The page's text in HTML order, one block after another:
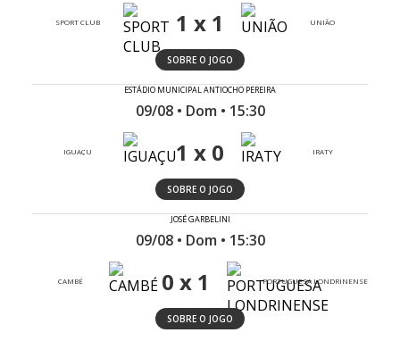
SPORT CLUB 1 x 1 UNIÃO
SOBRE O JOGO
ESTÁDIO MUNICIPAL ANTIOCHO PEREIRA
09/08 • Dom • 15:30
IGUAÇU 1 x 0 IRATY
SOBRE O JOGO
JOSÉ GARBELINI
09/08 • Dom • 15:30
CAMBÉ 0 x 1 PORTUGUESA LONDRINENSE
SOBRE O JOGO